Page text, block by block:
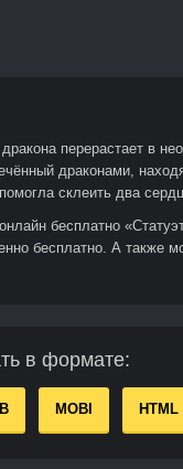
перерастает в
драконами,
склеить два
бесплатно
бесплатно. А также
в формате:
MOBI HTML